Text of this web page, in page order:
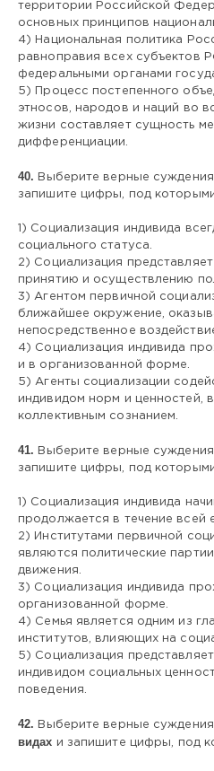
территории Российской
основных принципов
4) Национальная политика
равноправия всех субъектов
федеральными органами
5) Процесс постепенного
этносов, народов и наций во
жизни составляет сущность
дифференциации.
40. Выберите верные
запишите цифры, под
1) Социализация индивида
социального статуса.
2) Социализация
принятию и осуществлению
3) Агентом первичной
ближайшее окружение,
непосредственное
4) Социализация индивида
и в организованной форме.
5) Агенты социализации
индивидом норм и ценностей,
коллективным сознанием.
41. Выберите верные
запишите цифры, под
1) Социализация индивида
продолжается в течение всей
2) Институтами первичной
являются политические
движения.
3) Социализация индивида
организованной форме.
4) Семья является одним из
институтов, влияющих на
5) Социализация
индивидом социальных
поведения.
42. Выберите верные
видах и запишите цифры, под